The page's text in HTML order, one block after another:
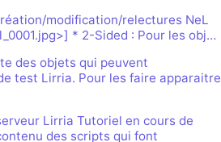
modification/relectures NeL
* 2-Sided : Pour les obj…
des objets qui peuvent
test Lirria. Pour les faire apparaitre
Lirria Tutoriel en cours de
des scripts qui font